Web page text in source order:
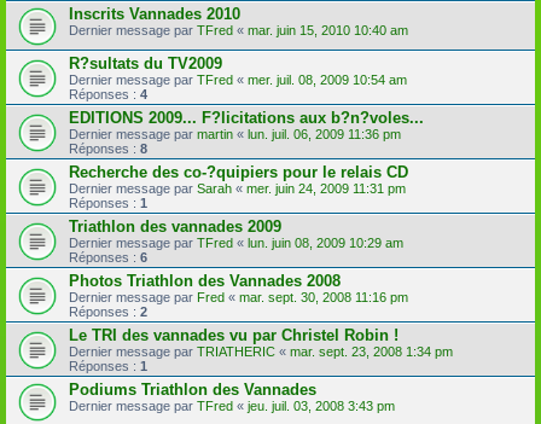
Inscrits Vannades 2010
Dernier message par TFred « mar. juin 15, 2010 10:40 am
R?sultats du TV2009
Dernier message par TFred « mer. juil. 08, 2009 10:54 am
Réponses : 4
EDITIONS 2009... F?licitations aux b?n?voles...
Dernier message par martin « lun. juil. 06, 2009 11:36 pm
Réponses : 8
Recherche des co-?quipiers pour le relais CD
Dernier message par Sarah « mer. juin 24, 2009 11:31 pm
Réponses : 1
Triathlon des vannades 2009
Dernier message par TFred « lun. juin 08, 2009 10:29 am
Réponses : 6
Photos Triathlon des Vannades 2008
Dernier message par Fred « mar. sept. 30, 2008 11:16 pm
Réponses : 2
Le TRI des vannades vu par Christel Robin !
Dernier message par TRIATHERIC « mar. sept. 23, 2008 1:34 pm
Réponses : 1
Podiums Triathlon des Vannades
Dernier message par TFred « jeu. juil. 03, 2008 3:43 pm